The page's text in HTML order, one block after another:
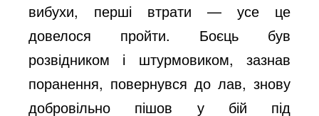
вибухи, перші втрати — усе це
довелося пройти. Боєць був
розвідником і штурмовиком, зазнав
поранення, повернувся до лав, знову
добровільно пішов у бій під